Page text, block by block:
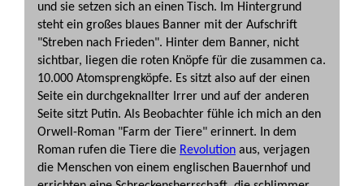
und sie setzen sich an einen Tisch. Im Hintergrund
steht ein großes blaues Banner mit der Aufschrift
"Streben nach Frieden". Hinter dem Banner, nicht
sichtbar, liegen die roten Knöpfe für die zusammen ca.
10.000 Atomsprengköpfe. Es sitzt also auf der einen
Seite ein durchgeknallter Irrer und auf der anderen
Seite sitzt Putin. Als Beobachter fühle ich mich an den
Orwell-Roman "Farm der Tiere" erinnert. In dem
Roman rufen die Tiere die Revolution aus, verjagen
die Menschen von einem englischen Bauernhof und